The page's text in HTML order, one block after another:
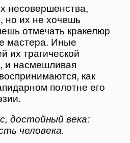
несовершенства,
но их не хочешь
отмечать кракелюр
мастера. Иные
их трагической
и насмешливая
как
полотне его
достойный века:
человека.